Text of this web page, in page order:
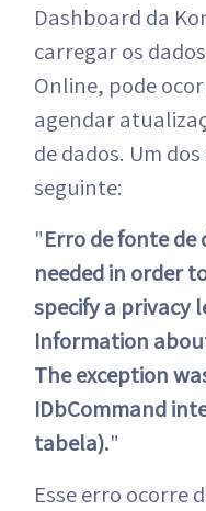
Dashboard da
carregar os
Online, pode
agendar
de dados. Um
seguinte:
"Erro de fonte
needed in order
specify a privacy
Information
The exception
IDbCommand
tabela)."
Esse erro ocorre